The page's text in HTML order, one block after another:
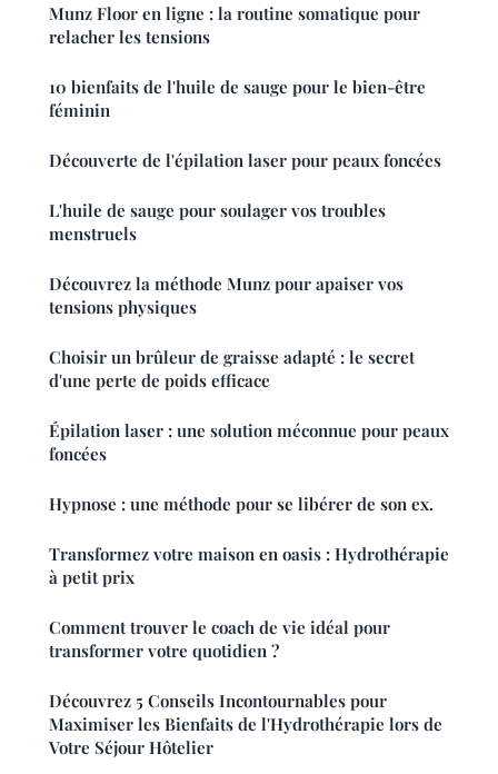
Munz Floor en ligne : la routine somatique pour
relacher les tensions
10 bienfaits de l'huile de sauge pour le bien-être
féminin
Découverte de l'épilation laser pour peaux foncées
L'huile de sauge pour soulager vos troubles
menstruels
Découvrez la méthode Munz pour apaiser vos
tensions physiques
Choisir un brûleur de graisse adapté : le secret
d'une perte de poids efficace
Épilation laser : une solution méconnue pour peaux
foncées
Hypnose : une méthode pour se libérer de son ex.
Transformez votre maison en oasis : Hydrothérapie
à petit prix
Comment trouver le coach de vie idéal pour
transformer votre quotidien ?
Découvrez 5 Conseils Incontournables pour
Maximiser les Bienfaits de l'Hydrothérapie lors de
Votre Séjour Hôtelier